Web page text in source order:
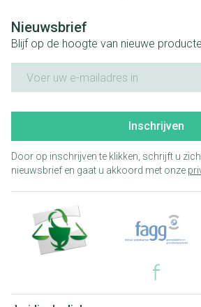
Nieuwsbrief
Blijf op de hoogte van nieuwe
Inschrijven
Door op inschrijven te klikken, schrijft u
nieuwsbrief en gaat u akkoord met onze